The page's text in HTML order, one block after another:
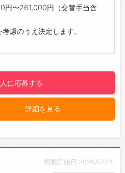
製品を受け取ります
工条件を確認し自動機にセット
用し、パネル状や小さい部品の
来栄えを検査し、次の工程に製
運搬などの付帯作業、機械のメ
アを着用したクリーンルーム内
円〜261,000円（交替手当含
慮のうえ決定します。
に応募する
詳細を見る
掲載開始日:2026/07/30